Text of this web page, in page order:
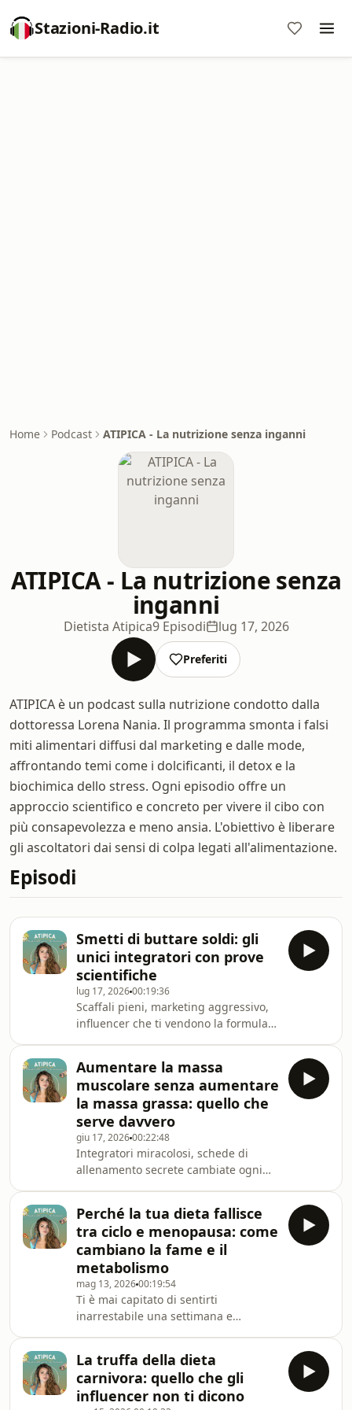
Stazioni-Radio.it
Home Podcast ATIPICA - La nutrizione senza inganni
ATIPICA - La nutrizione senza
inganni
Dietista Atipica9 Episodi lug 17, 2026
Preferiti
ATIPICA è un podcast sulla nutrizione condotto dalla
dottoressa Lorena Nania. Il programma smonta i falsi
miti alimentari diffusi dal marketing e dalle mode,
affrontando temi come i dolcificanti, il detox e la
biochimica dello stress. Ogni episodio offre un
approccio scientifico e concreto per vivere il cibo con
più consapevolezza e meno ansia. L'obiettivo è liberare
gli ascoltatori dai sensi di colpa legati all'alimentazione.
Episodi
Smetti di buttare soldi: gli
unici integratori con prove
scientifiche
lug 17, 202600:19:36
Scaffali pieni, marketing aggressivo,
influencer che ti vendono la formula
evidenze scientifiche dietro? In questo
episodio smontiamo i miti
sull’integrazione alimentare: parliamo
di cosa funziona, cosa è inutile e
quando un integratore ha senso nel
tuo percorso nutrizionale.seguimi
anche su ig: @dietistaatipica
Aumentare la massa
muscolare senza aumentare
la massa grassa: quello che
serve davvero
giu 17, 202600:22:48
Integratori miracolosi, schede di
allenamento secrete cambiate ogni
farti raddoppiare i bicipiti in 3 giorni.
Ma cosa serve davvero per aumentare
la massa muscolare?Seguimi anche
su @dietistaatipica e @atipica_hub o
raggiungi i tuoi obiettivi in autonomia
con il mio videocorso ->
https://esmerise.com/societa-atipica
Perché la tua dieta fallisce
tra ciclo e menopausa: come
cambiano la fame e il
metabolismo
mag 13, 202600:19:54
Ti è mai capitato di sentirti
inarrestabile una settimana e
perché, in certi giorni, la voglia di
dolci sembri una voce impossibile da
ignorare? Non sei tu "senza forza di
La truffa della dieta
carnivora: quello che gli
influencer non ti dicono